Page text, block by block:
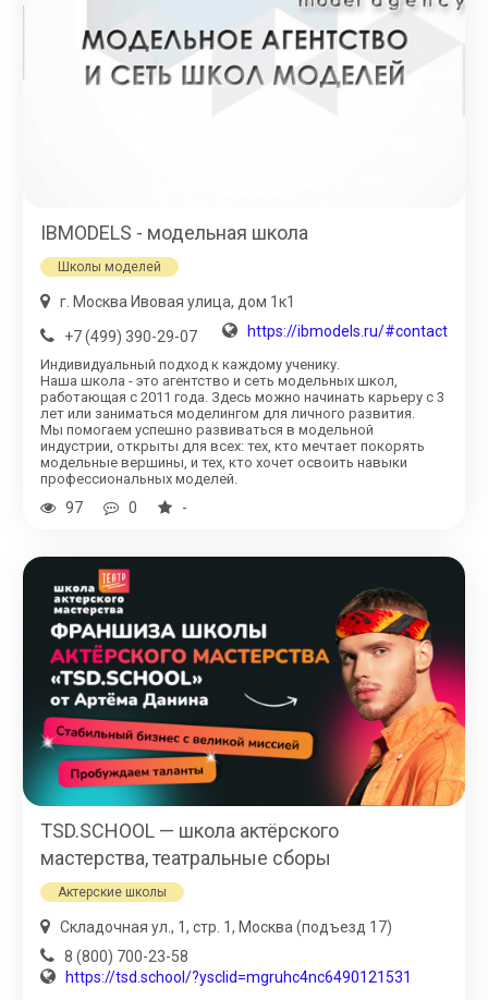
IBMODELS - модельная школа
Школы моделей
г. Москва Ивовая улица, дом 1к1
+7 (499) 390-29-07
https://ibmodels.ru/#contact
Индивидуальный подход к каждому ученику.
Наша школа - это агентство и сеть модельных школ,
работающая с 2011 года. Здесь можно начинать карьеру с 3
лет или заниматься моделингом для личного развития.
Мы помогаем успешно развиваться в модельной
индустрии, открыты для всех: тех, кто мечтает покорять
модельные вершины, и тех, кто хочет освоить навыки
профессиональных моделей.
97 0 -
TSD.SCHOOL — школа актёрского
мастерства, театральные сборы
Актерские школы
Складочная ул., 1, стр. 1, Москва (подъезд 17)
8 (800) 700-23-58
https://tsd.school/?ysclid=mgruhc4nc6490121531